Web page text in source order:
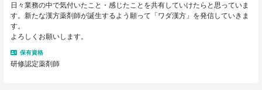
日々業務の中で気付いたこと・感じたことを共有していけたらと思っていま
す。新たな漢方薬剤師が誕生するよう願って「ワダ漢方」を発信していきま
す。
よろしくお願いします。
保有資格
研修認定薬剤師